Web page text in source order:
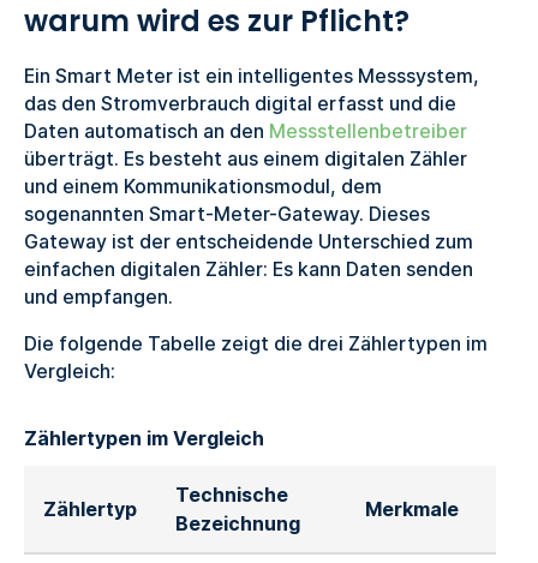
warum wird es zur Pflicht?
Ein Smart Meter ist ein intelligentes Messsystem,
das den Stromverbrauch digital erfasst und die
Daten automatisch an den Messstellenbetreiber
überträgt. Es besteht aus einem digitalen Zähler
und einem Kommunikationsmodul, dem
sogenannten Smart-Meter-Gateway. Dieses
Gateway ist der entscheidende Unterschied zum
einfachen digitalen Zähler: Es kann Daten senden
und empfangen.
Die folgende Tabelle zeigt die drei Zählertypen im
Vergleich:
Zählertypen im Vergleich
Zählertyp
Technische
Bezeichnung
Merkmale